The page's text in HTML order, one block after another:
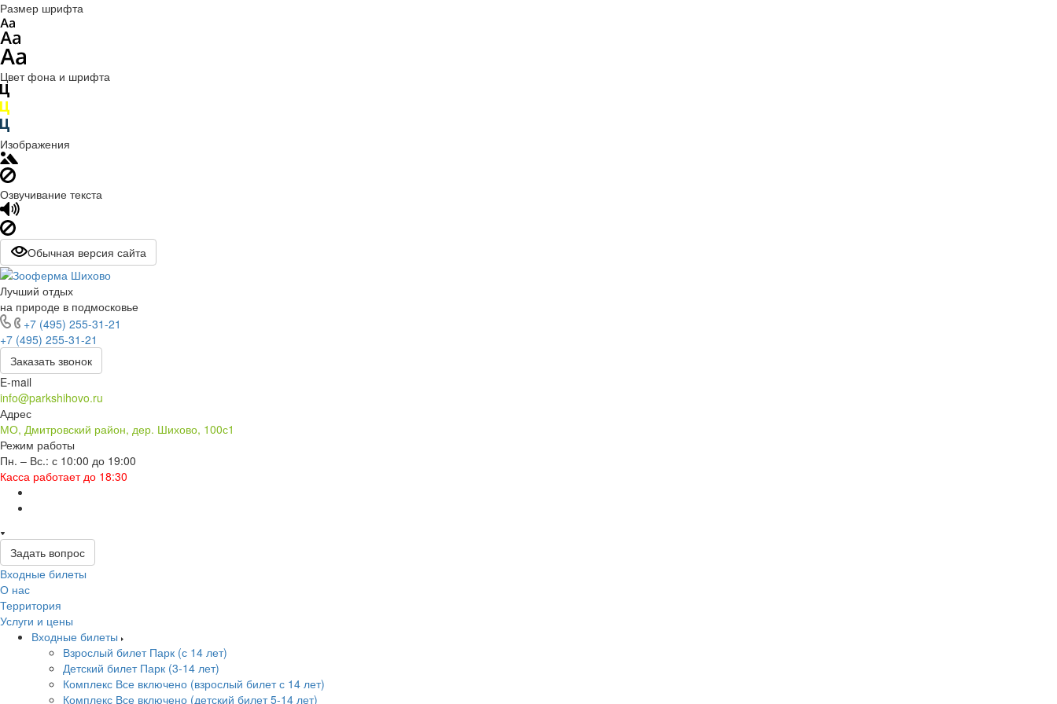
Размер шрифта
Цвет фона и шрифта
Изображения
Озвучивание текста
Обычная версия сайта
Лучший отдых
на природе в подмосковье
+7 (495) 255-31-21
+7 (495) 255-31-21
Заказать звонок
E-mail
info@parkshihovo.ru
Адрес
МО, Дмитровский район, дер. Шихово, 100с1
Режим работы
Пн. – Вс.: с 10:00 до 19:00
Касса работает до 18:30
Задать вопрос
Входные билеты
О нас
Территория
Услуги и цены
Входные билеты
Взрослый билет Парк (с 14 лет)
Детский билет Парк (3-14 лет)
Комплекс Все включено (взрослый билет с 14 лет)
Комплекс Все включено (детский билет 5-14 лет)